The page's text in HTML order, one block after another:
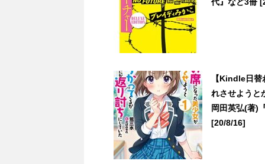
【Kindle日
れさせようと
岡田英弘(著)
[20/8/16]